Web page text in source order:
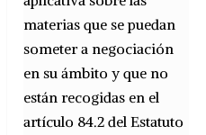
materias que se puedan
someter a negociación
en su ámbito y que no
están recogidas en el
artículo 84.2 del Estatuto